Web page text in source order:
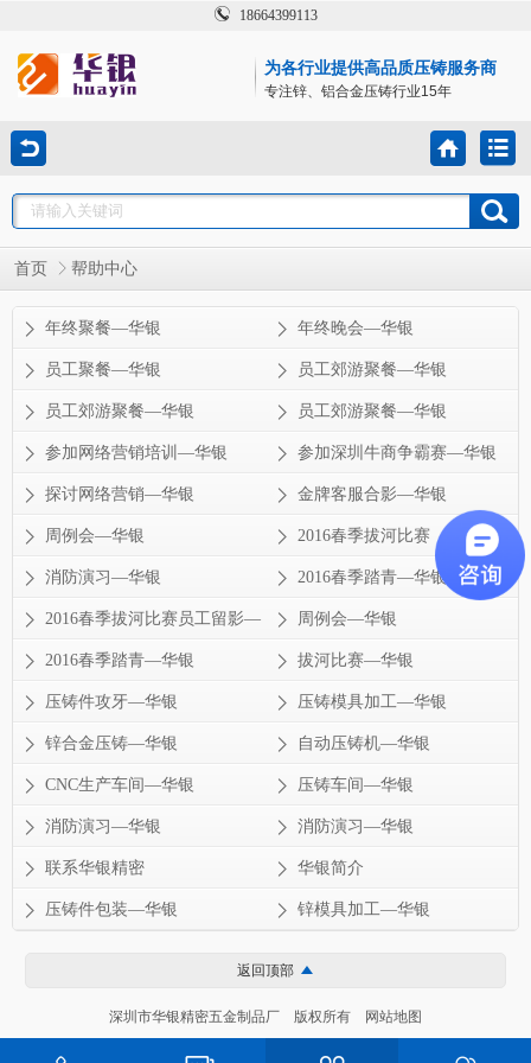
18664399113
为各行业提供高品质压铸服务商
专注锌、铝合金压铸行业15年
首页 帮助中心
年终聚餐—华银 年终晚会—华银
员工聚餐—华银 员工郊游聚餐—华银
员工郊游聚餐—华银 员工郊游聚餐—华银
参加网络营销培训—华银 参加深圳牛商争霸赛—华银
探讨网络营销—华银 金牌客服合影—华银
周例会—华银 2016春季拔河比赛
消防演习—华银 2016春季踏青—华银
2016春季拔河比赛员工留影—
华银
周例会—华银
2016春季踏青—华银 拔河比赛—华银
压铸件攻牙—华银 压铸模具加工—华银
锌合金压铸—华银 自动压铸机—华银
CNC生产车间—华银 压铸车间—华银
消防演习—华银 消防演习—华银
联系华银精密 华银简介
压铸件包装—华银 锌模具加工—华银
返回顶部
深圳市华银精密五金制品厂 版权所有 网站地图